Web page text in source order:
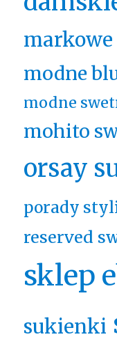
modne
modne
mohito
orsay
porady
reserved
sklep
sukienki